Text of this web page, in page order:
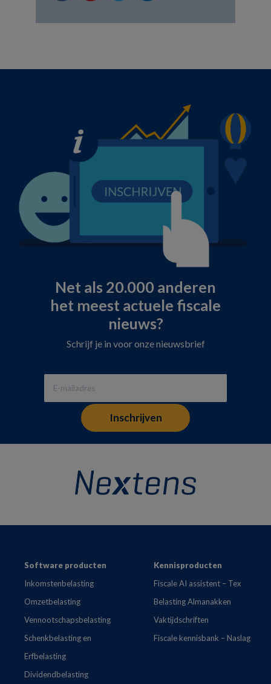
Net als 20.000 anderen
het meest actuele fiscale
nieuws?
Schrijf je in voor onze nieuwsbrief
FooterSoftware producten
Inkomstenbelasting
Omzetbelasting
Vennootschapsbelasting
Schenkbelasting en
Erfbelasting
Dividendbelasting
Kennisproducten
Fiscale AI assistent – Tex
Belasting Almanakken
Vaktijdschriften
Fiscale kennisbank – Naslag